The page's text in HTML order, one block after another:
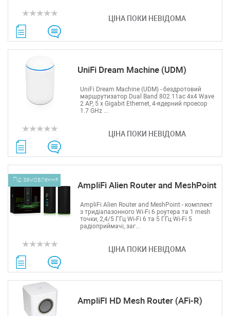
ЦІНА ПОКИ НЕВІДОМА
UniFi Dream Machine (UDM)
ЦІНА ПОКИ НЕВІДОМА
UniFi Dream Machine (UDM) - бездротовий
маршрутизатор Dual Band 802.11ac 4x4 Wave
2 AP, 5 х Gigabit Ethernet, 4-ядерний проесор
1.7 GHz ...
AmpliFi Alien Router and MeshPoint
Під замовлення
ЦІНА ПОКИ НЕВІДОМА
AmpliFi Alien Router and MeshPoint - комплект
з тридіапазонного Wi-Fi 6 роутера та 1 mesh
точки, 2,4/5 ГГц Wi-Fi 6 та 5 ГГц Wi-Fi 5
радіоприймачі, заг...
AmpliFI HD Mesh Router (AFi-R)